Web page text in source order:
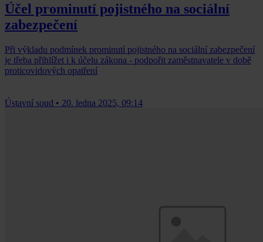
Účel prominutí pojistného na sociální
zabezpečení
Při výkladu podmínek prominutí pojistného na sociální zabezpečení
je třeba přihlížet i k účelu zákona - podpořit zaměstnavatele v době
proticovidových opatření
Ústavní soud • 20. ledna 2025, 09:14